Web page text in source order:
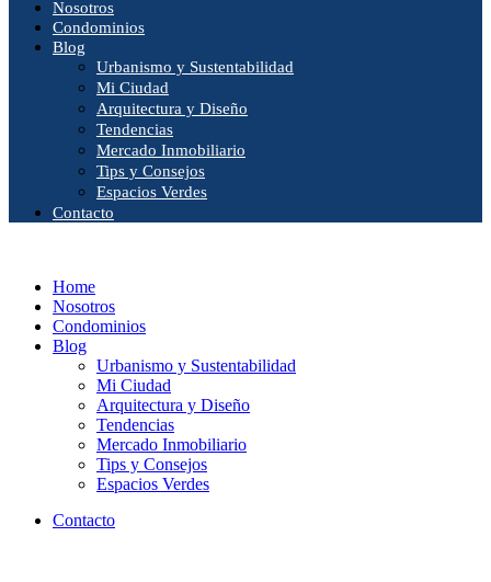
Nosotros
Condominios
Blog
Urbanismo y Sustentabilidad
Mi Ciudad
Arquitectura y Diseño
Tendencias
Mercado Inmobiliario
Tips y Consejos
Espacios Verdes
Contacto
Home
Nosotros
Condominios
Blog
Urbanismo y Sustentabilidad
Mi Ciudad
Arquitectura y Diseño
Tendencias
Mercado Inmobiliario
Tips y Consejos
Espacios Verdes
Contacto